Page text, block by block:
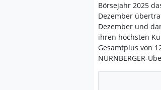
Börsejahr 2025
Dezember
Dezember und
ihren höchsten
Gesamtplus von
NÜRNBERGER-